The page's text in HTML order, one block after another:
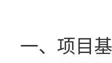
一、 项目